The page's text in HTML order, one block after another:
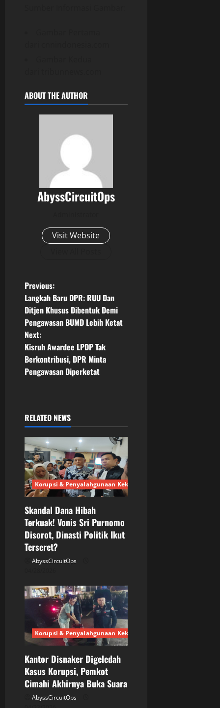
ABOUT THE AUTHOR
AbyssCircuitOps
Visit Website
P
o
s
t
n
v
i
g
a
t
i
o
n
Previous:
Langkah Baru DPR: RUU Dan
Ditjen Khusus Dibentuk Demi
Pengawasan BUMD Lebih Ketat
Next:
Kisruh Awardee LPDP Tak
Berkontribusi, DPR Minta
Pengawasan Diperketat
RELATED NEWS
Korupsi & Penyalahgunaan Kekuasaan
Skandal Dana Hibah
Terkuak! Vonis Sri Purnomo
Disorot, Dinasti Politik Ikut
Terseret?
AbyssCircuitOps
Korupsi & Penyalahgunaan Kekuasaan
Kantor Disnaker Digeledah
Kasus Korupsi, Pemkot
Cimahi Akhirnya Buka Suara
AbyssCircuitOps